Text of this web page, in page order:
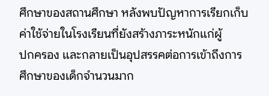
ศึกษาของสถานศึกษา หลังพบปัญหาการเรียกเก็บ
ค่าใช้จ่ายในโรงเรียนที่ยังสร้างภาระหนักแก่ผู้
ปกครอง และกลายเป็นอุปสรรคต่อการเข้าถึงการ
ศึกษาของเด็กจำนวนมาก